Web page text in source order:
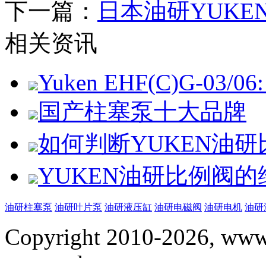
下一篇：
日本油研
相关资讯
Yuken EHF(C)G-03/
国产柱塞泵十大品牌
如何判断YUKEN油
YUKEN油研比例阀的
油研柱塞泵 油研叶片泵 油研液压缸 油研电磁阀 油研电机 油研
Copyright 2010-2026,